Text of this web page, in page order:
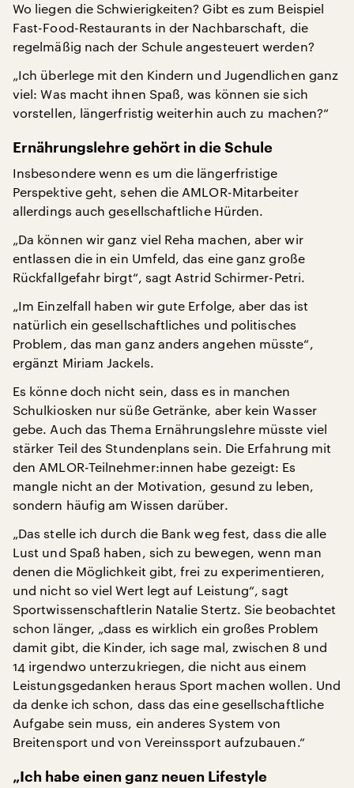
Wo liegen die Schwierigkeiten? Gibt es zum Beispiel
Fast-Food-Restaurants in der Nachbarschaft, die
regelmäßig nach der Schule angesteuert werden?
„Ich überlege mit den Kindern und Jugendlichen ganz
viel: Was macht ihnen Spaß, was können sie sich
vorstellen, längerfristig weiterhin auch zu machen?“
Ernährungslehre gehört in die Schule
Insbesondere wenn es um die längerfristige
Perspektive geht, sehen die AMLOR-Mitarbeiter
allerdings auch gesellschaftliche Hürden.
„Da können wir ganz viel Reha machen, aber wir
entlassen die in ein Umfeld, das eine ganz große
Rückfallgefahr birgt“, sagt Astrid Schirmer-Petri.
„Im Einzelfall haben wir gute Erfolge, aber das ist
natürlich ein gesellschaftliches und politisches
Problem, das man ganz anders angehen müsste“,
ergänzt Miriam Jackels.
Es könne doch nicht sein, dass es in manchen
Schulkiosken nur süße Getränke, aber kein Wasser
gebe. Auch das Thema Ernährungslehre müsste viel
stärker Teil des Stundenplans sein. Die Erfahrung mit
den AMLOR-Teilnehmer:innen habe gezeigt: Es
mangle nicht an der Motivation, gesund zu leben,
sondern häufig am Wissen darüber.
„Das stelle ich durch die Bank weg fest, dass die alle
Lust und Spaß haben, sich zu bewegen, wenn man
denen die Möglichkeit gibt, frei zu experimentieren,
und nicht so viel Wert legt auf Leistung“, sagt
Sportwissenschaftlerin Natalie Stertz. Sie beobachtet
schon länger, „dass es wirklich ein großes Problem
damit gibt, die Kinder, ich sage mal, zwischen 8 und
14 irgendwo unterzukriegen, die nicht aus einem
Leistungsgedanken heraus Sport machen wollen. Und
da denke ich schon, dass das eine gesellschaftliche
Aufgabe sein muss, ein anderes System von
Breitensport und von Vereinssport aufzubauen.“
„Ich habe einen ganz neuen Lifestyle